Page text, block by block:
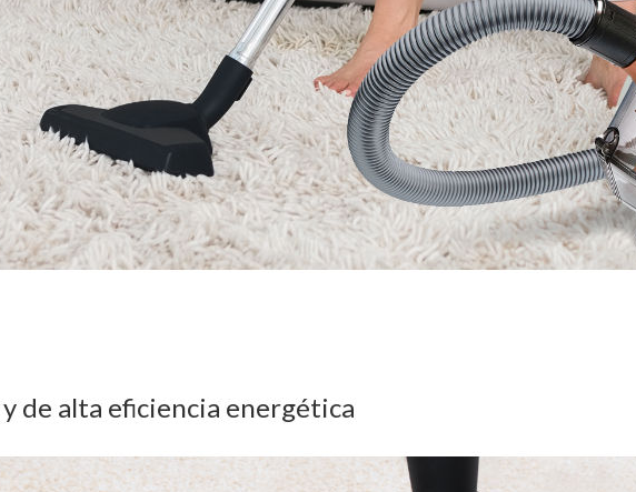
de alta eficiencia energética